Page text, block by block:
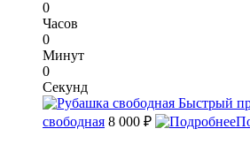
0
Часов
0
Минут
0
Секунд
Быстрый
свободная 8 000 ₽